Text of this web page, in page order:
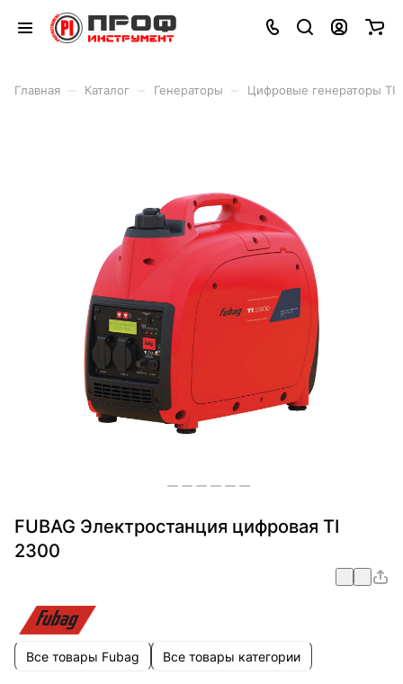
Главная Каталог Генераторы Цифровые генераторы TI
FUBAG Электростанция цифровая TI
2300
Все товары Fubag Все товары категории